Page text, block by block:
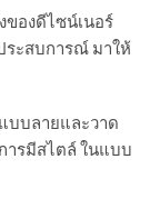
องดีไซน์เนอร์
ระสบการณ์ มาให้
บบลายและวาด
ารมีสไตล์ ในแบบ